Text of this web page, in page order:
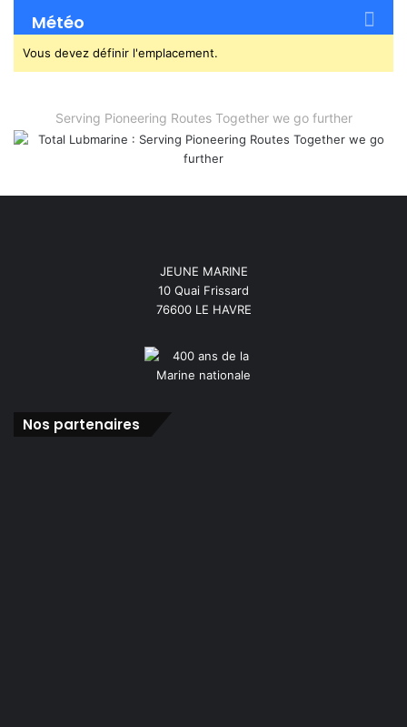
Météo
Vous devez définir l'emplacement.
Serving Pioneering Routes Together we go further
JEUNE MARINE
10 Quai Frissard
76600 LE HAVRE
Nos partenaires